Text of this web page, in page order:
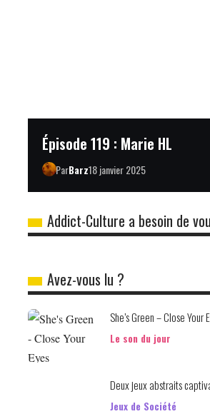
Épisode 119 : Marie HL
ParBarz18 janvier 2025
Addict-Culture a besoin de
Avez-vous lu ?
She’s Green – Close Your
Le son du jour
Deux jeux abstraits
Jeux de Société